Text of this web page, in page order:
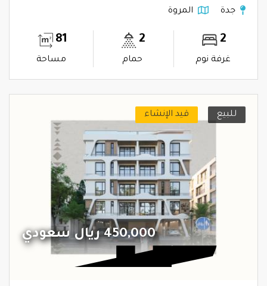
جدة المروة
2
غرفة نوم
2
حمام
81
مساحة
للبيع قيد الإنشاء
450,000 ريال سعودي